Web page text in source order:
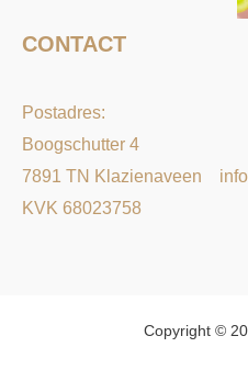
CONTACT
Postadres:
Boogschutter 4
7891 TN Klazienaveen
KVK 68023758
Copyright ©